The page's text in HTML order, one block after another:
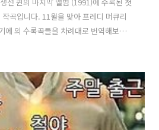
곡입니다. 11월을 맞아 프레디 머큐리
에 의 수록곡들을 차례대로 번역해보려
에서 엿볼 수 있듯이 자신들을 피에로,
여주는 곡입니다. 곡은 전반적으로 스페
것으로 보이며,A-B-A' 구성 중 B파트에 실
하기도 합니다. 자, 그럼 발번역 들어갑
"빈정거림" While the sun hangs in